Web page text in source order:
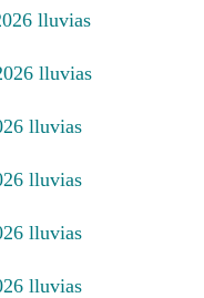
lluvias
lluvias
lluvias
lluvias
lluvias
lluvias